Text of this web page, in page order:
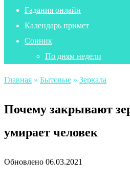
Гадания онлайн
Календарь примет
Сонник
По дням недели
Главная » Бытовые » Зеркала
Почему закрывают
умирает человек
Обновлено 06.03.2021